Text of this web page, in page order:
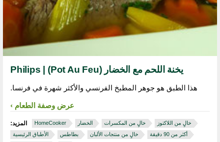
يخنة اللحم مع الخضار (Pot Au Feu) | Philips
هذا الطبق هو جوهر المطبخ الفرنسي والأكثر شهرة في فرنسا.
عرض وصفة الطعام
المزيد: HomeCooker الخضار خالٍ من المكسرات
خالٍ من اللاكتوز
الأطباق الرئيسية
بطاطس خالٍ من منتجات الألبان
أكثر من 90 دقيقة